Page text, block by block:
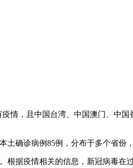
情，且中国台湾、中国澳门、中
确诊病例85例，分布于多个省份
根据疫情相关的信息，新冠病毒